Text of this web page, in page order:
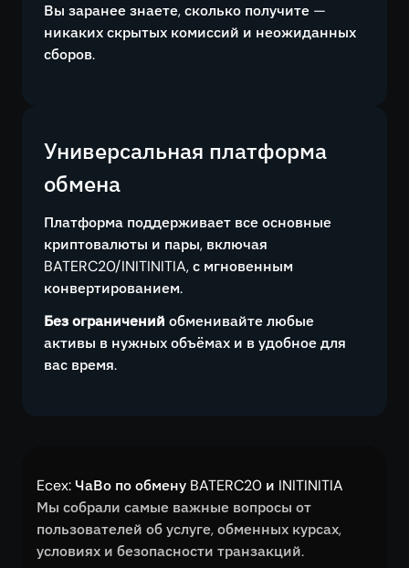
Вы заранее знаете, сколько получите —
никаких скрытых комиссий и неожиданных
сборов.
Универсальная платформа
обмена
Платформа поддерживает все основные
криптовалюты и пары, включая
BATERC20/INITINITIA, с мгновенным
конвертированием.
Без ограничений обменивайте любые
активы в нужных объёмах и в удобное для
вас время.
Ecex: ЧаВо по обмену BATERC20 и INITINITIA
Мы собрали самые важные вопросы от
пользователей об услуге, обменных курсах,
условиях и безопасности транзакций.